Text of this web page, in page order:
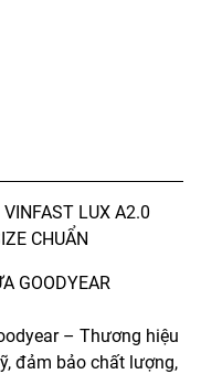
LUX A2.0
CHUẨN
GOODYEAR
– Thương hiệu
đảm bảo chất lượng,